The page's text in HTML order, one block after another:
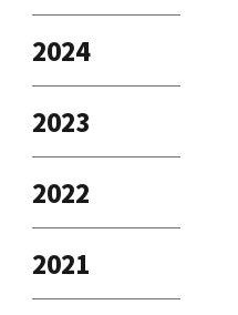
2024
2023
2022
2021